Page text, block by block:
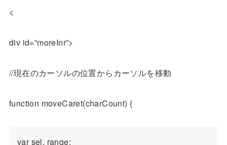
<
div id=”moreInr”>
//現在のカーソルの位置からカーソルを移動
function moveCaret(charCount) {
var sel, range;